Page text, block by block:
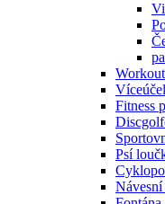
Fitness
Psí